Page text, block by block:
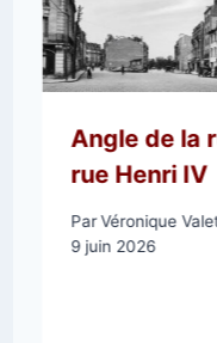
Angle de la
rue Henri IV
ParVéronique
9 juin 2026